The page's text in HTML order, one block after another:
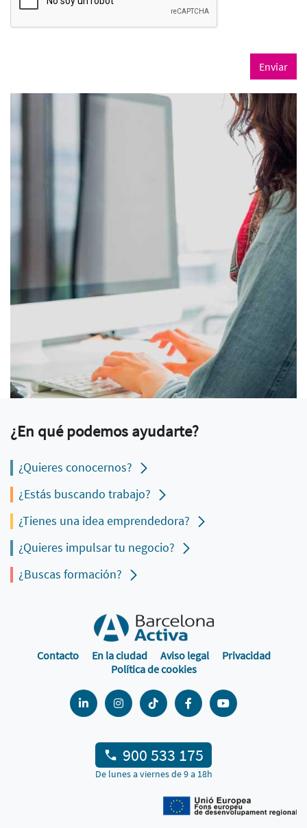
Enviar
¿En qué podemos ayudarte?
¿Quieres conocernos?
¿Estás buscando trabajo?
¿Tienes una idea emprendedora?
¿Quieres impulsar tu negocio?
¿Buscas formación?
Contacto En la ciudad Aviso legal
Privacidad
Política de cookies
900 533 175
De lunes a viernes de 9 a 18h